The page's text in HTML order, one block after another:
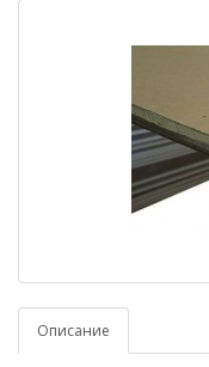
Описание